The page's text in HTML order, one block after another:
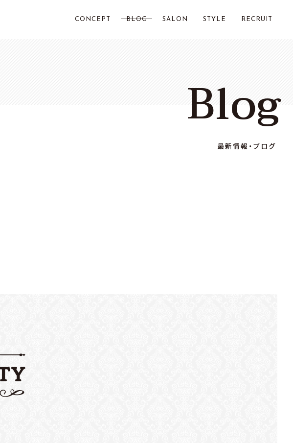
CONCEPT BLOG SALON
Total Beauty LOSTCITY
STYLE RECRUIT
Blog
最新情報・ブログ